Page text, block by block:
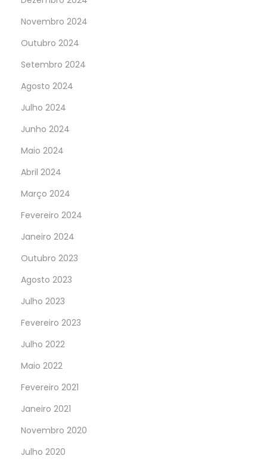
Novembro 2024
Outubro 2024
Setembro 2024
Agosto 2024
Julho 2024
Junho 2024
Maio 2024
Abril 2024
Março 2024
Fevereiro 2024
Janeiro 2024
Outubro 2023
Agosto 2023
Julho 2023
Fevereiro 2023
Julho 2022
Maio 2022
Fevereiro 2021
Janeiro 2021
Novembro 2020
Julho 2020